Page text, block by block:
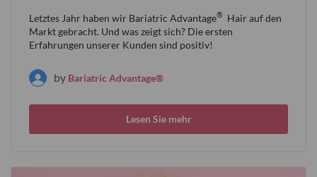
Letztes Jahr haben wir Bariatric Advantage® Hair auf den
Markt gebracht. Und was zeigt sich? Die ersten
Erfahrungen unserer Kunden sind positiv!
by Bariatric Advantage®
Lesen Sie mehr